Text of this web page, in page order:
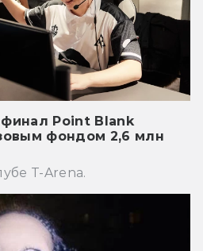
Point Blank
фондом 2,6 млн
T-Arena.